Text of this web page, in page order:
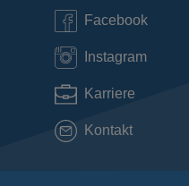
Facebook
Instagram
Karriere
Kontakt